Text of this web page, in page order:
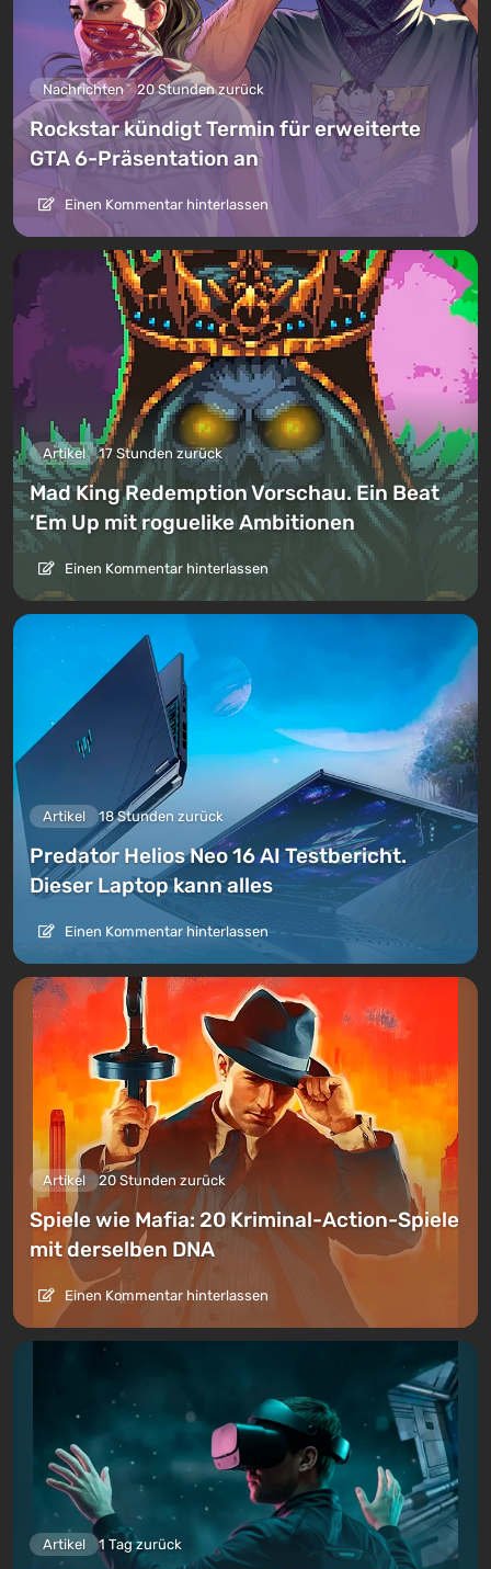
Nachrichten 20 Stunden zurück
Rockstar kündigt Termin für erweiterte
GTA 6-Präsentation an
Einen Kommentar hinterlassen
Artikel 17 Stunden zurück
Mad King Redemption Vorschau. Ein Beat
’Em Up mit roguelike Ambitionen
Einen Kommentar hinterlassen
Artikel 18 Stunden zurück
Predator Helios Neo 16 AI Testbericht.
Dieser Laptop kann alles
Einen Kommentar hinterlassen
Artikel 20 Stunden zurück
Spiele wie Mafia: 20 Kriminal-Action-Spiele
mit derselben DNA
Einen Kommentar hinterlassen
Artikel 1 Tag zurück